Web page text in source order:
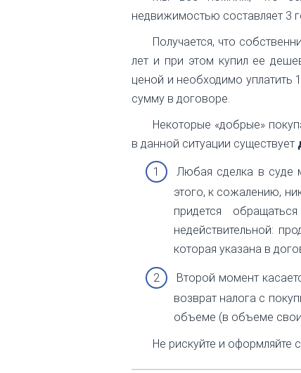
недвижимостью составляет 3
Получается, что
лет и при этом купил ее
ценой и необходимо
сумму в договоре.
Некоторые «добрые»
в данной ситуации существует
Любая сделка в суде
этого, к сожалению,
придется
недействительной:
которая указана в
Второй момент
возврат налога с
объеме (в объеме
Не рискуйте и оформляйте